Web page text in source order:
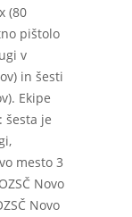
(80
pištolo
v
in šesti
Ekipe
šesta je
mesto 3
Novo
Novo